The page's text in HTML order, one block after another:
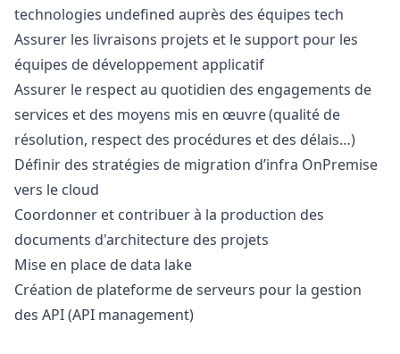
technologies undefined auprès des équipes tech
Assurer les livraisons projets et le support pour les
équipes de développement applicatif
Assurer le respect au quotidien des engagements de
services et des moyens mis en œuvre (qualité de
résolution, respect des procédures et des délais…)
Définir des stratégies de migration d’infra OnPremise
vers le cloud
Coordonner et contribuer à la production des
documents d'architecture des projets
Mise en place de data lake
Création de plateforme de serveurs pour la gestion
des API (API management)